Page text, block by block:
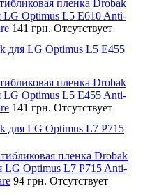
пленка Drobak
LG Optimus L5 E610 Anti-
141 грн. Отсутствует
для LG Optimus L5 E455
пленка Drobak
LG Optimus L5 E455 Anti-
141 грн. Отсутствует
для LG Optimus L7 P715
пленка Drobak
LG Optimus L7 P715 Anti-
94 грн. Отсутствует